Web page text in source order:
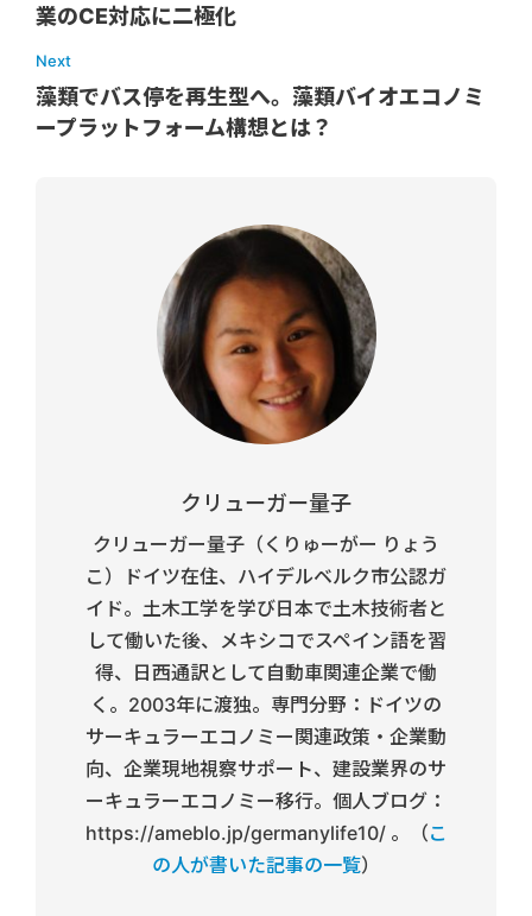
業のCE対応に二極化
Next
藻類でバス停を再生型へ。藻類バイオエコノミ
ープラットフォーム構想とは？
クリューガー量子
クリューガー量子（くりゅーがー りょう
こ）ドイツ在住、ハイデルベルク市公認ガ
イド。土木工学を学び日本で土木技術者と
して働いた後、メキシコでスペイン語を習
得、日西通訳として自動車関連企業で働
く。2003年に渡独。専門分野：ドイツの
サーキュラーエコノミー関連政策・企業動
向、企業現地視察サポート、建設業界のサ
ーキュラーエコノミー移行。個人ブログ：
https://ameblo.jp/germanylife10/ 。（こ
の人が書いた記事の一覧）